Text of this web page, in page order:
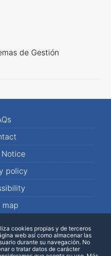
de Gestión
policy
map
cookies propias y de terceros
web así como almacenar las
durante su navegación. No
o tratar datos de carácter